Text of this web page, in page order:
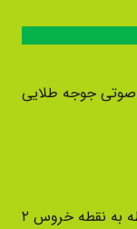
صوتی جوجه طلایی
به نقطه خروس ۲